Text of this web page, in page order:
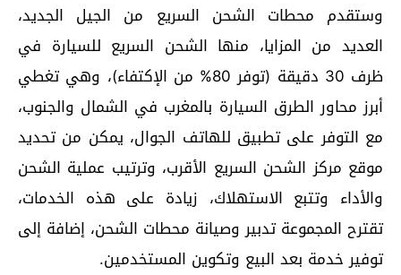
وستقدم محطات الشحن السريع من الجيل الجديد،
العديد من المزايا، منها الشحن السريع للسيارة في
ظرف 30 دقيقة (توفر 80% من الإكتفاء)، وهي تغطي
أبرز محاور الطرق السيارة بالمغرب في الشمال والجنوب،
مع التوفر على تطبيق للهاتف الجوال، يمكن من تحديد
موقع مركز الشحن السريع الأقرب، وترتيب عملية الشحن
والأداء وتتبع الاستهلاك، زيادة على هذه الخدمات،
تقترح المجموعة تدبير وصيانة محطات الشحن، إضافة إلى
توفير خدمة بعد البيع وتكوين المستخدمين.